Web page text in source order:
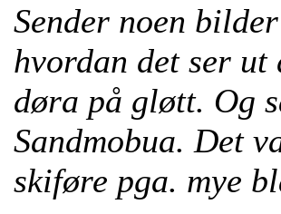
Sender noen
hvordan det ser ut
døra på gløtt. Og
Sandmobua. Det
skiføre pga. mye